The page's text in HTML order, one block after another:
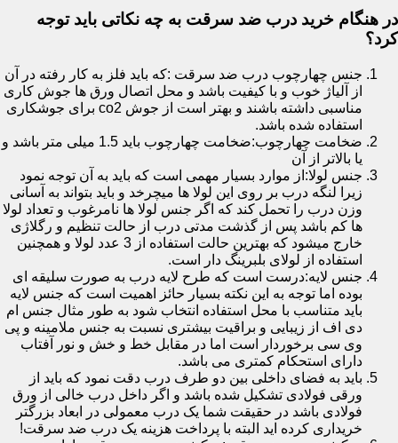
در هنگام خرید درب ضد سرقت به چه نکاتی باید توجه
کرد؟
جنس چهارچوب درب ضد سرقت :که باید فلز به کار رفته در آن
از آلیاژ خوب و با کیفیت باشد و محل اتصال ورق ها جوش کاری
مناسبی داشته باشند و بهتر است از جوش co2 برای جوشکاری
استفاده شده باشد.
ضخامت چهارچوب:ضخامت چهارچوب باید 1.5 میلی متر باشد و
یا بالاتر از آن
جنس لولا:از موارد بسیار مهمی است که باید به آن توجه نمود
زیرا لنگه درب بر روی این لولا ها میچرخد و باید بتواند به آسانی
وزن درب را تحمل کند که اگر جنس لولا ها نامرغوب و تعداد لولا
ها کم باشد پس از گذشت مدتی درب از حالت تنظیم و رگلاژی
خارج میشود که بهترین حالت استفاده از 3 عدد لولا و همچنین
استفاده از لولای بلبرینگ دار است.
جنس لایه:درست است که طرح لایه درب به صورت سلیقه ای
بوده اما توجه به این نکته بسیار حائز اهمیت است که جنس لایه
باید متناسب با محل استفاده انتخاب شود به طور مثال جنس ام
دی اف از زیبایی و براقیت بیشتری نسبت به جنس ملامینه و پی
وی سی برخوردار است اما در مقابل خط و خش و نور آفتاب
دارای استحکام کمتری می باشد.
باید به فضای داخلی بین دو طرف درب دقت نمود که باید از
ورقی فولادی تشکیل شده باشد و اگر داخل درب خالی از ورق
فولادی باشد در حقیقت شما یک درب معمولی در ابعاد بزرگتر
خریداری کرده اید البته با پرداخت هزینه یک درب ضد سرقت!